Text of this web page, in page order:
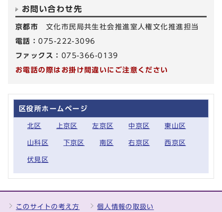
お問い合わせ先
京都市 文化市民局共生社会推進室人権文化推進担当
電話：075-222-3096
ファックス： 075-366-0139
お電話の際はお掛け間違いにご注意ください
区役所ホームページ
北区 上京区 左京区 中京区 東山区
山科区 下京区 南区 右京区 西京区
伏見区
このサイトの考え方 個人情報の取扱い